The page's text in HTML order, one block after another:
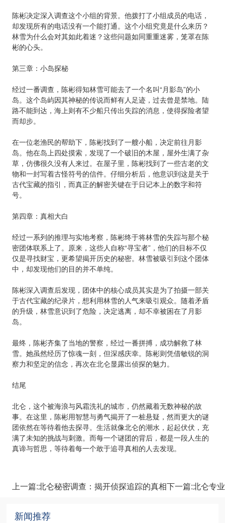
陈彬决定深入调查这个小组的背景。他拨打了小组成员的电话，
却发现所有的电话没有一个能打通。这个小组究竟是什么来历？
林雪为什么会对其如此着迷？这些问题如同重重迷雾，笼罩在陈
彬的心头。
第三章：小岛探秘
经过一番调查，陈彬得知林雪可能去了一个名叫“月影岛”的小
岛。这个岛屿因其神秘的传说而鲜有人足迹，过去曾是禁地。陆
路不能到达，海上则有不少船只传出失踪的消息，使得探险者望
而却步。
在一位老渔民的帮助下，陈彬找到了一艘小船，决定前往月影
岛。他在岛上四处摸索，发现了一个破旧的木屋，屋外生满了杂
草，仿佛很久没有人来过。在屋子里，陈彬找到了一些古老的文
物和一封写着古怪符号的信件。仔细分析后，他意识到这是关于
古代宝藏的指引，而真正的解密关键在于日记本上的数字和符
号。
第四章：真相大白
经过一系列的推理与实地考察，陈彬终于将林雪的失踪与那个秘
密团体联系上了。原来，这些人自称“寻宝者”，他们的目标不仅
仅是寻找财宝，更希望揭开历史的秘密。林雪被吸引到这个团体
中，却发现他们的目的并不单纯。
陈彬深入调查后发现，团体中的核心成员其实是为了拍摄一部关
于古代宝藏的纪录片，想利用林雪的人气来吸引观众。随着矛盾
的升级，林雪意识到了危险，决定逃离，却不幸被困在了月影
岛。
最终，陈彬齐集了当地的警察，经过一番拼搏，成功解救了林
雪。她虽然经历了惊魂一刻，但深感庆幸。陈彬则凭借敏锐的洞
察力和坚定的信念，再次在北仑显露出侦探的魅力。
结尾
北仑，这个被海浪与风霜洗礼的城市，仍然藏着无数神秘的故
事。在这里，陈彬用智慧与勇气揭开了一桩悬疑，然而更大的谜
团依然在等待着他去探寻。生活就像北仑的潮水，起起伏伏，充
满了未知的挑战与刺激。而每一个谜团的背后，都是一段人生的
真谛与哲思，等待着每一个敢于追寻真相的人去发现。
上一篇:北仑秘密调查：揭开侦探追踪的真相下一篇:北仑专
新闻推荐